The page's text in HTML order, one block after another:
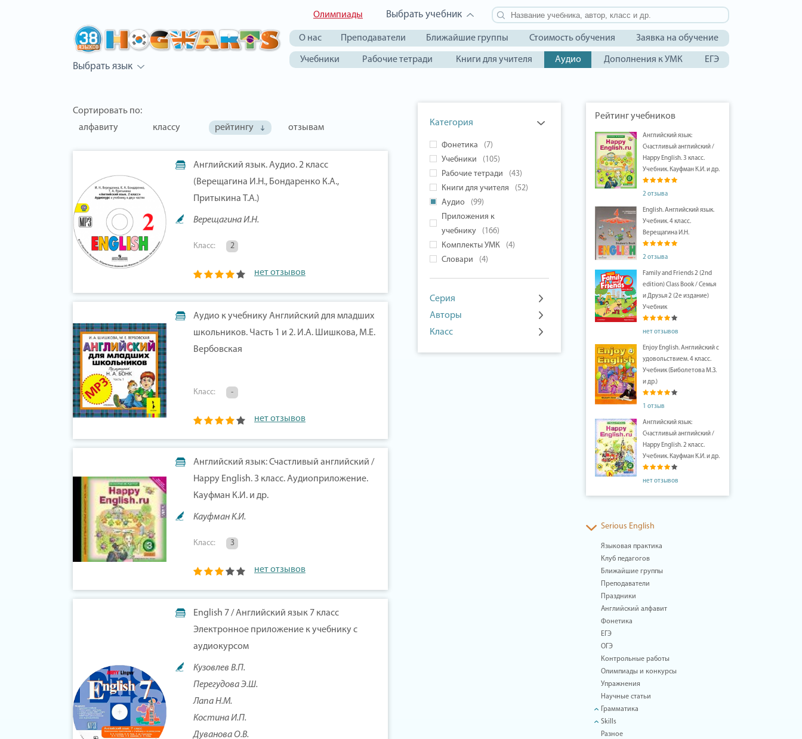
Выбрать язык
Олимпиады Выбрать учебник
О нас Преподаватели Ближайшие группы Стоимость обучения Заявка на обучение
Учебники Рабочие тетради Книги для учителя Аудио Дополнения к УМК ЕГЭ
Сортировать по:
алфавиту
классу рейтингу отзывам
Английский язык. Аудио. 2 класс
(Верещагина И.Н., Бондаренко К.А.,
Притыкина Т.А.)
Верещагина И.Н.
Класс: 2
нет отзывов
Аудио к учебнику Английский для младших
школьников. Часть 1 и 2. И.А. Шишкова, М.Е.
Вербовская
Класс: -
нет отзывов
Английский язык: Счастливый английский /
Happy English. 3 класс. Аудиоприложение.
Кауфман К.И. и др.
Кауфман К.И.
Класс: 3
нет отзывов
English 7 / Английский язык 7 класс
Электронное приложение к учебнику с
аудиокурсом
Кузовлев В.П.
Перегудова Э.Ш.
Лапа Н.М.
Костина И.П.
Дуванова О.В.
Категория
Фонетика
(7)
Учебники
(105)
Рабочие тетради
(43)
Книги для учителя
(52)
Аудио
(99)
Приложения к
учебнику
(166)
Комплекты УМК
(4)
Словари
(4)
Серия
Авторы
Класс
Рейтинг учебников
Английский язык:
Счастливый английский /
Happy English. 3 класс.
Учебник. Кауфман К.И. и др.
2 отзыва
English. Английский язык.
Учебник. 4 класс.
Верещагина И.Н.
2 отзыва
Family and Friends 2 (2nd
edition) Class Book / Семья
и Друзья 2 (2е издание)
Учебник
нет отзывов
Enjoy English. Английский с
удовольствием. 4 класс.
Учебник (Биболетова М.З.
и др.)
1 отзыв
Английский язык:
Счастливый английский /
Happy English. 2 класс.
Учебник. Кауфман К.И. и др.
нет отзывов
Serious English
Языковая практика
Клуб педагогов
Ближайшие группы
Преподаватели
Праздники
Английский алфавит
Фонетика
ЕГЭ
ОГЭ
Контрольные работы
Олимпиады и конкурсы
Упражнения
Научные статьи
Грамматика
Skills
Разное